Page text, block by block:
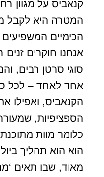
קנאביס על מגוון
המטרה היא לקבל
הכימיים
אנחנו חוקרים
סוגי סרטן רבים,
אחד לאחד – לכל
הקנאביס, ואפילו
הספציפיות,
כלומר מוות
הוא הוא תהליך
מאוד, שבו תאים